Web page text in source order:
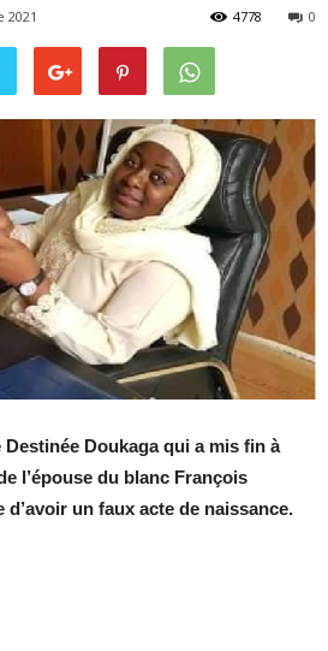
2021 0
4778
Doukaga qui a mis fin à
l’épouse du blanc François
un faux acte de naissance.